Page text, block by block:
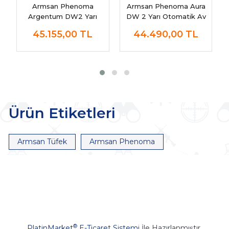
Armsan Phenoma
Argentum DW2 Yarı
45.155,00 TL
Armsan Phenoma Aura
DW 2 Yarı Otomatik Av
44.490,00 TL
Ürün Etiketleri
Armsan Tüfek Armsan Phenoma
®